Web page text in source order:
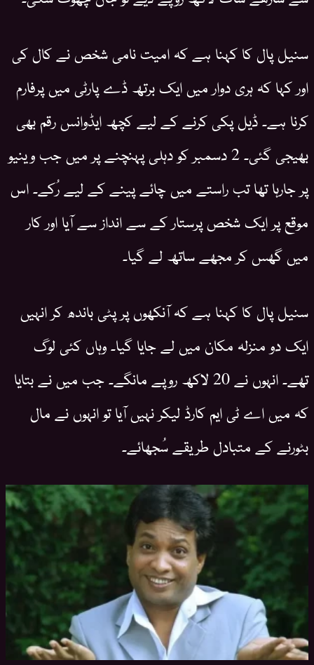
سنیل پال کا کہنا ہے کہ امیت نامی شخص نے کال کی
اور کہا کہ ہری دوار میں ایک برتھ ڈے پارٹی میں پرفارم
کرنا ہے۔ ڈیل پکی کرنے کے لیے کچھ ایڈوانس رقم بھی
بھیجی گئی۔ 2 دسمبر کو دہلی پہنچنے پر میں جب وینیو
پر جارہا تھا تب راستے میں چائے پینے کے لیے رُکے۔ اس
موقع پر ایک شخص پرستار کے سے انداز سے آیا اور کار
میں گھس کر مجھے ساتھ لے گیا۔
سنیل پال کا کہنا ہے کہ آنکھوں پر پٹی باندھ کر انہیں
ایک دو منزلہ مکان میں لے جایا گیا۔ وہاں کئی لوگ
تھے۔ انہوں نے 20 لاکھ روپے مانگے۔ جب میں نے بتایا
کہ میں اے ٹی ایم کارڈ لیکر نہیں آیا تو انہوں نے مال
بٹورنے کے متبادل طریقے سُجھائے۔